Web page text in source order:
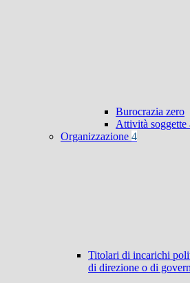
Burocrazia zero
Attività soggette
Organizzazione 4
Titolari di incarichi
di direzione o di